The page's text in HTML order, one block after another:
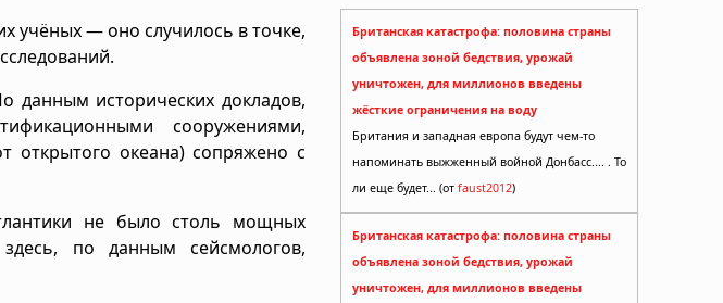
учёных — оно случилось в точке,
данным исторических докладов,
сооружениями,
открытого океана) сопряжено с
не было столь мощных
по данным сейсмологов,
Британская катастрофа: половина страны
объявлена зоной бедствия, урожай
уничтожен, для миллионов введены
жёсткие ограничения на воду
Британия и западная европа будут чем-то
напоминать выжженный войной Донбасс.... . То
ли еще будет... (от faust2012)
Британская катастрофа: половина страны
объявлена зоной бедствия, урожай
уничтожен, для миллионов введены